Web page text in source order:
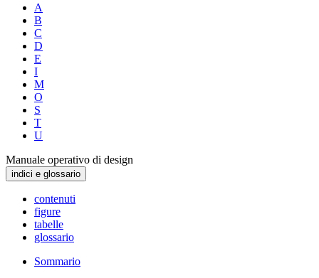
A
B
C
D
E
I
M
O
S
T
U
Manuale operativo di design
indici e glossario
contenuti
figure
tabelle
glossario
Sommario